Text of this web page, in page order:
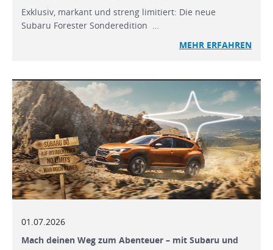
Exklusiv, markant und streng limitiert: Die neue
Subaru Forester Sonderedition …
MEHR ERFAHREN
01.07.2026
Mach deinen Weg zum Abenteuer – mit Subaru und